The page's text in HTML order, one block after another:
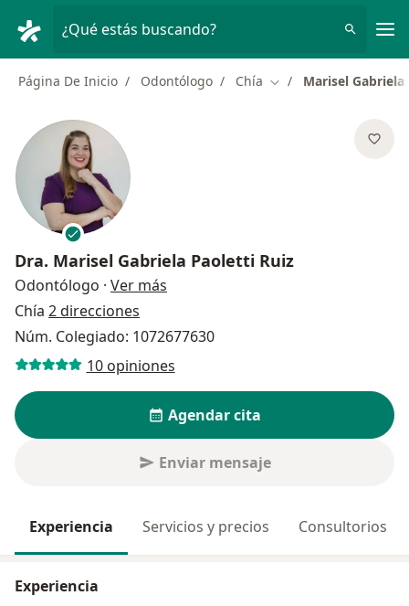
¿Qué estás buscando?
Página De Inicio Odontólogo Chía Cambiar de ciudad
Marisel
Dra. Marisel Gabriela Paoletti Ruiz
Odontólogo · Ver más
Chía 2 direcciones
Núm. Colegiado: 1072677630
10 opiniones
Agendar cita
Enviar mensaje
Experiencia Servicios y precios Consultorios
Experiencia